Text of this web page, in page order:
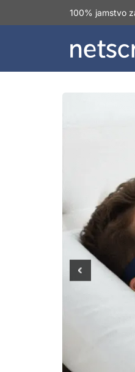
100% jamstvo